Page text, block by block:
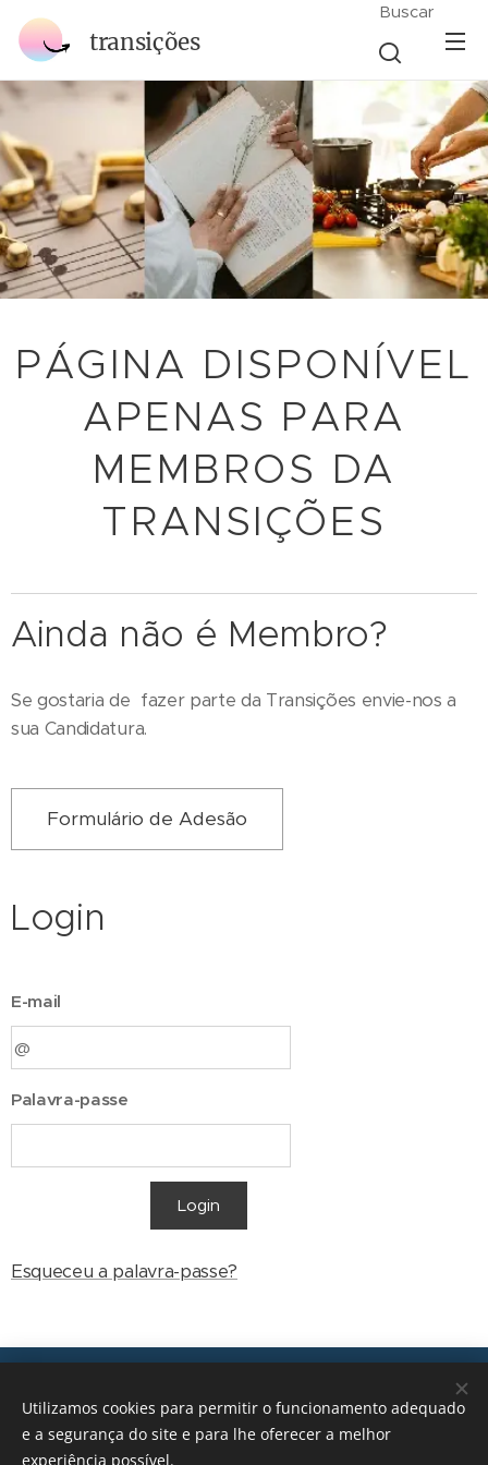
transições
Buscar
PÁGINA DISPONÍVEL
APENAS PARA
MEMBROS DA
TRANSIÇÕES
Ainda não é Membro?
Se gostaria de fazer parte da Transições envie-nos a
sua Candidatura.
Formulário de Adesão
Login
E-mail
Palavra-passe
Login
Esqueceu a palavra-passe?
geral@transicoes.pt
Utilizamos cookies para permitir o funcionamento adequado
e a segurança do site e para lhe oferecer a melhor
experiência possível.